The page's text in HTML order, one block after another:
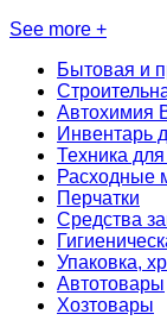
See more +
Бытовая и
Автохимия
Инвентарь
Техника
Расходные
Перчатки
Средства
Упаковка,
Автотовары
Хозтовары